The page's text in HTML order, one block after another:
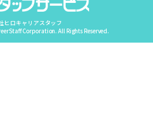
ヒロキャリアスタッフ
Corporation. All Rights Reserved.